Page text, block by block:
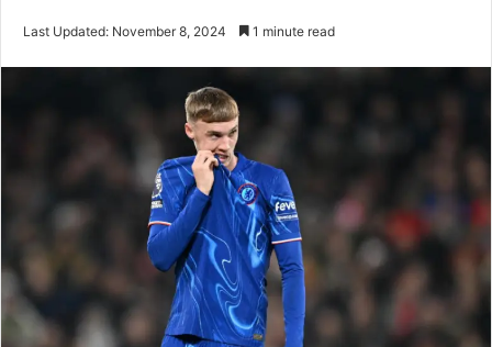
Last Updated: November 8, 2024 1 minute read